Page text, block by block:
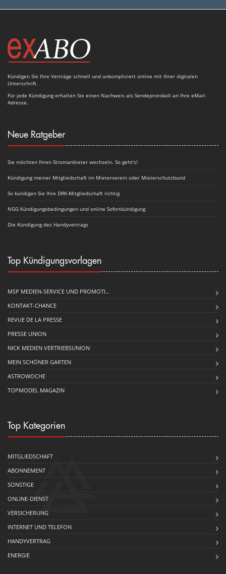
Kündigen Sie Ihre Verträge schnell und unkompliziert online mit Ihrer digitalen
Unterschrift.
Für jede Kündigung erhalten Sie einen Nachweis als Sendeprotokoll an Ihre eMail-
Adresse.
Neue Ratgeber
Sie möchten Ihren Stromanbieter wechseln. So geht's!
Kündigung meiner Mitgliedschaft im Mieterverein oder Mieterschutzbund
So kündigen Sie Ihre DRK-Mitgliedschaft richtig
NGG Kündigungsbedingungen und online Sofortkündigung
Die Kündigung des Handyvertrags
Top Kündigungsvorlagen
MSP MEDIEN-SERVICE UND PROMOTI…
KONTAKT-CHANCE
REVUE DE LA PRESSE
PRESSE UNION
NICK MEDIEN VERTRIEBSUNION
MEIN SCHÖNER GARTEN
ASTROWOCHE
TOPMODEL MAGAZIN
Top Kategorien
MITGLIEDSCHAFT
ABONNEMENT
SONSTIGE
ONLINE-DIENST
VERSICHERUNG
INTERNET UND TELEFON
HANDYVERTRAG
ENERGIE